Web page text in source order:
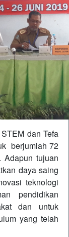
dan Tefa
berjumlah 72
tujuan
daya saing
teknologi
pendidikan
dan untuk
yang telah